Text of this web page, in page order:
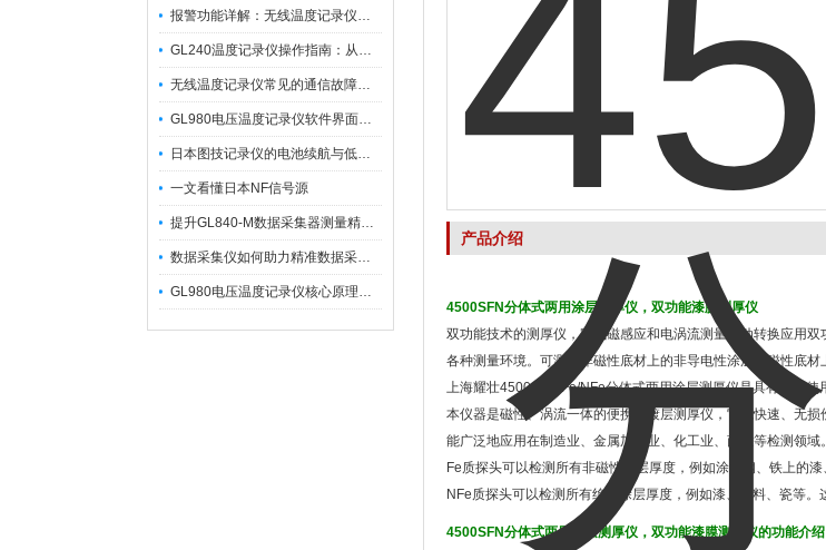
报警功能详解：无线温度记录仪的阈值设定与通知机制
GL240温度记录仪操作指南：从开箱、接线到数据导出的标准化流程
无线温度记录仪常见的通信故障诊断与排除指南
GL980电压温度记录仪软件界面功能与使用技巧
日本图技记录仪的电池续航与低功耗模式适用场景分析
一文看懂日本NF信号源
提升GL840-M数据采集器测量精度的操作秘籍
数据采集仪如何助力精准数据采集与分析？​
GL980电压温度记录仪核心原理及行业应用
产品介绍
4500SFN分体式两用涂层测厚仪，双功能漆膜测厚仪
双功能技术的测厚仪，完成磁感应和电涡流测量自动转换应用
各种测量环境。可测量非磁性底材上的非导电性涂层和磁性底材
上海耀壮4500SFN Fe/NFe分体式两用涂层测厚仪是具有广泛
本仪器是磁性、涡流一体的便携式镀层测厚仪，它能快速、无
能广泛地应用在制造业、金属加工业、化工业、商检等检测领域
Fe质探头可以检测所有非磁性涂层厚度，例如涂在钢、铁上的
NFe质探头可以检测所有绝缘涂层厚度，例如漆、塑料、瓷等
4500SFN分体式两用涂层测厚仪，双功能漆膜测厚仪的功能介绍